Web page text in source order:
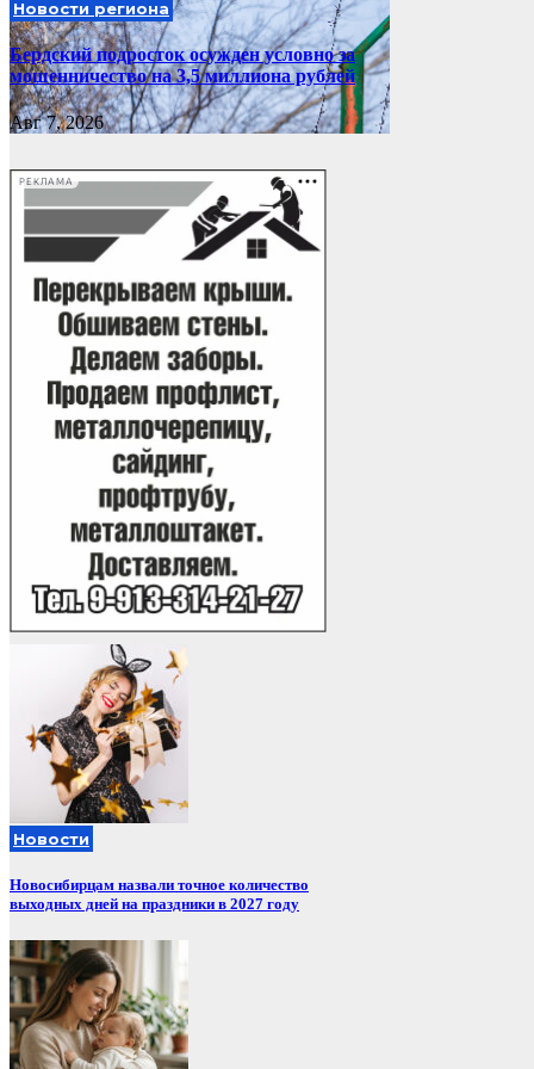
Новости региона
Бердский подросток осужден условно за
мошенничество на 3,5 миллиона рублей
Авг 7, 2026
РЕКЛАМА
Новости
Новосибирцам назвали точное количество
выходных дней на праздники в 2027 году